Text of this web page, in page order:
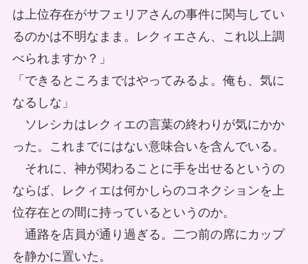
は上位存在がサフェリアさんの事件に関与してい
るのかは不明なまま。レクィエさん、これ以上調
べられますか？」
「できるところまではやってみるよ。俺も、気に
なるしな」
ソレシカはレクィエの言葉の終わりが気にかか
った。これまでにはない意味合いを含んでいる。
それに、神が関わることに手を出せるというの
ならば、レクィエは何かしらのコネクションを上
位存在との間に持っているというのか。
通路を店員が通り過ぎる。二つ前の席にカップ
を静かに置いた。